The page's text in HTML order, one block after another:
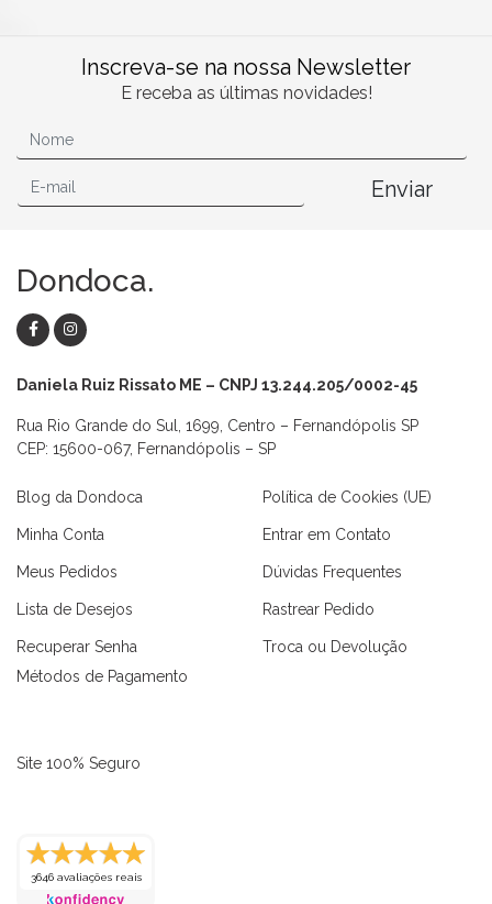
Macaquinhos
Inscreva-se na nossa Newsletter
E receba as últimas novidades!
Enviar
Dondoca.
Daniela Ruiz Rissato ME – CNPJ 13.244.205/0002-45
Rua Rio Grande do Sul, 1699, Centro – Fernandópolis SP
CEP: 15600-067, Fernandópolis – SP
Blog da Dondoca
Minha Conta
Meus Pedidos
Lista de Desejos
Recuperar Senha
Política de Cookies (UE)
Entrar em Contato
Dúvidas Frequentes
Rastrear Pedido
Troca ou Devolução
Métodos de Pagamento
Site 100% Seguro
3646 avaliações reais